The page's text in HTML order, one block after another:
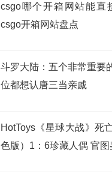
csgo哪个开箱网站能直
csgo开箱网站盘点
斗罗大陆：五个非常重要
位都想认唐三当亲戚
HotToys《星球大战》死
色版）1：6珍藏人偶 官图